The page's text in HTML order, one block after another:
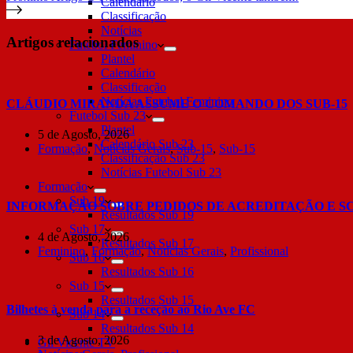
Classificação
Notícias
Futebol Feminino
Plantel
Calendário
Classificação
Notícias Futebol Feminino
Futebol Sub 23
Plantel
Calendário Sub 23
Classificação Sub 23
Notícias Futebol Sub 23
Formação
Sub 19
Resultados Sub 19
Sub 17
Resultados Sub 17
Sub 16
Resultados Sub 16
Sub 15
Resultados Sub 15
Sub 14
Resultados Sub 14
Gil Vicente TV
Artigos relacionados
CLÁUDIO MIRANDA ASSUME O COMANDO DOS SUB-15
5 de Agosto, 2026
Formação,Notícias Gerais,Sub-15, Sub-15
INFORMAÇÃO SOBRE PEDIDOS DE ACREDITAÇÃO E
4 de Agosto, 2026
Feminino, Formação,Notícias Gerais, Profissional
Bilhetes à venda para a receção ao Rio Ave FC
3 de Agosto, 2026